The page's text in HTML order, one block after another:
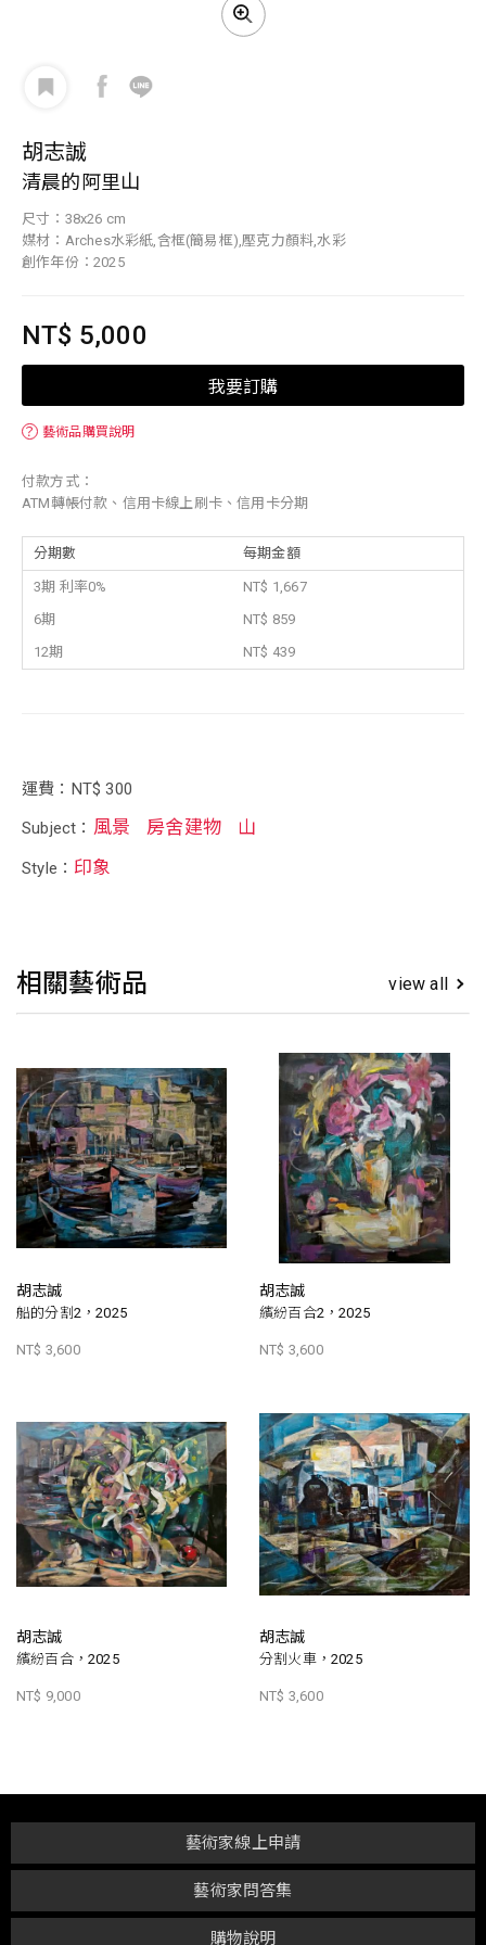
胡志誠
清晨的阿里山
尺寸：38x26 cm
媒材：Arches水彩紙,含框(簡易框),壓克力顏料,水彩
創作年份：2025
NT$ 5,000
我要訂購
？ 藝術品購買說明
付款方式：
ATM轉帳付款、信用卡線上刷卡、信用卡分期
分期數 每期金額
3期 利率0%
NT$ 1,667
6期
NT$ 859
12期
NT$ 439
運費：NT$ 300
Subject： 風景 房舍建物 山
Style： 印象
相關藝術品 view all
胡志誠
船的分割2，2025
NT$ 3,600
胡志誠
繽紛百合2，2025
NT$ 3,600
胡志誠
繽紛百合，2025
NT$ 9,000
胡志誠
分割火車，2025
NT$ 3,600
購物說明
藝術家問答集
藝術家線上申請